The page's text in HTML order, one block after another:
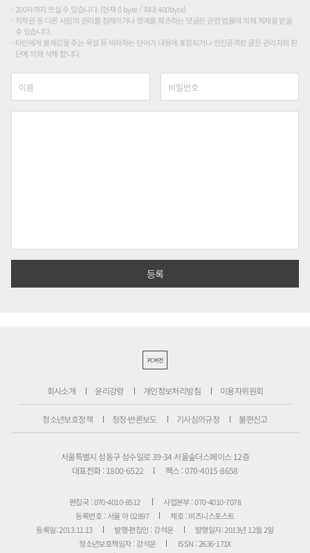
200자까지 쓰실 수 있습니다. (현재 0 byte / 최대 400byte)
저작권 등 다른 사람의 권리를 침해하거나 명예를 훼손하는 댓글은 관련 법률에 의해 제재를 받을
수 있습니다.
타인에게 불쾌감을 주는 욕설 등 비하하는 단어가 내용에 포함되거나 인신공격성 글은 관리자의 판
단에 의해 삭제 합니다.
PC버전
회사소개 윤리강령 개인정보처리방침 이용자위원회
청소년보호정책 정정·반론보도 기사심의규정 불편신고
서울특별시 성동구 성수일로 39-34 서울숲더스페이스 12층
대표전화 : 1800-6522
팩스 : 070-4015-8658
편집국 : 070-4010-8512
사업본부 : 070-4010-7078
등록번호 : 서울 아 02897
제호 : 비즈니스포스트
등록일: 2013.11.13
발행·편집인 : 강석운
발행일자: 2013년 12월 2일
청소년보호책임자 : 강석운
ISSN : 2636-171X